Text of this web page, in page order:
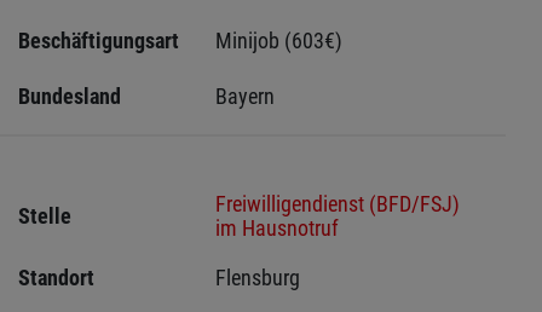
Beschäftigungsart Minijob (603€)
Bundesland Bayern
Stelle
Freiwilligendienst (BFD/FSJ)
im Hausnotruf
Standort
Flensburg